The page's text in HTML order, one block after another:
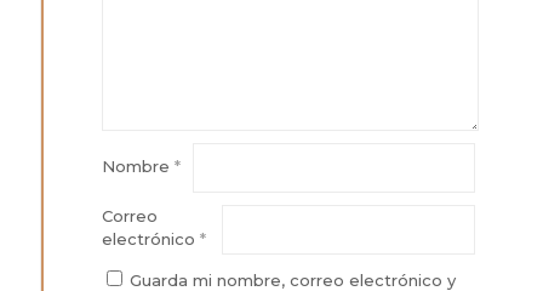
Nombre *
Correo
electrónico *
Guarda mi nombre, correo electrónico y